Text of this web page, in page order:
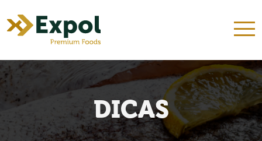
QUEM SOMOS NOSSOS KITS
DICAS
DICAS